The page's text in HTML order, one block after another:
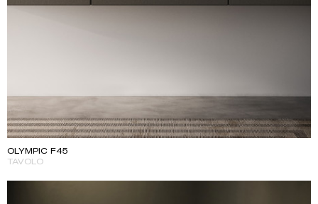
OLYMPIC F45
TAVOLO